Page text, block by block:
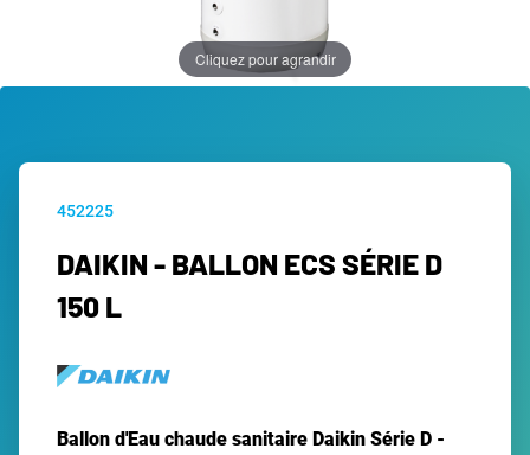
Cliquez pour agrandir
452225
DAIKIN - BALLON ECS SÉRIE D
150 L
Ballon d'Eau chaude sanitaire Daikin Série D -